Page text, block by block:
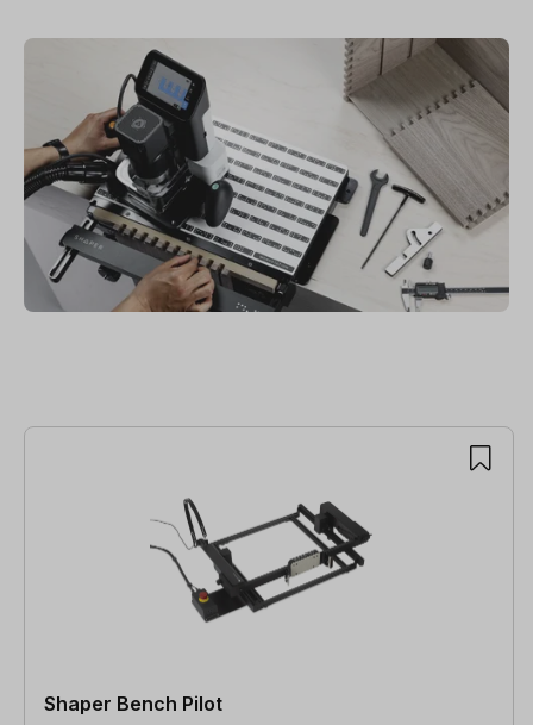
Ignorer la galerie de produits
Shaper Bench Pilot